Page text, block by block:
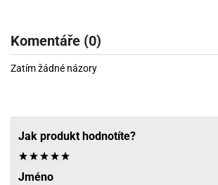
Komentáře (0)
Zatím žádné názory
Jak produkt hodnotíte?
Jméno